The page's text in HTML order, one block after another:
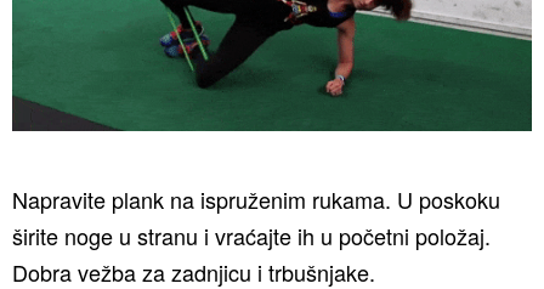
Napravite plank na ispruženim rukama. U poskoku
širite noge u stranu i vraćajte ih u početni položaj.
Dobra vežba za zadnjicu i trbušnjake.